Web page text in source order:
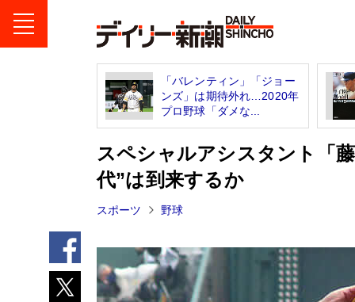
「バレンティン」「ジョー
ンズ」は期待外れ…2020年
プロ野球「ダメな...
スペシャルアシスタント「
代”は到来するか
スポーツ 野球